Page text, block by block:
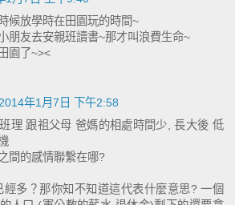
候放學時在田園玩的時間~
朋友去安親班讀書~那才叫浪費生命~
園了~><
2014年1月7日 下午2:58
理 跟祖父母 爸媽的相處時間少, 長大後 低
間的感情聯繫在哪?
經多？那你知不知道這代表什麼意思? 一個